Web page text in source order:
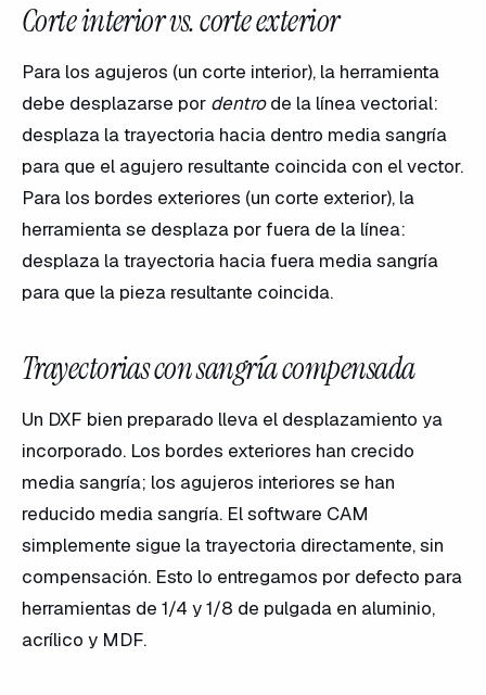
Corte interior vs. corte exterior
Para los agujeros (un corte interior), la herramienta
debe desplazarse por dentrode la línea vectorial:
desplaza la trayectoria hacia dentro media sangría
para que el agujero resultante coincida con el vector.
Para los bordes exteriores (un corte exterior), la
herramienta se desplaza por fuera de la línea:
desplaza la trayectoria hacia fuera media sangría
para que la pieza resultante coincida.
Trayectorias con sangría compensada
Un DXF bien preparado lleva el desplazamiento ya
incorporado. Los bordes exteriores han crecido
media sangría; los agujeros interiores se han
reducido media sangría. El software CAM
simplemente sigue la trayectoria directamente, sin
compensación. Esto lo entregamos por defecto para
herramientas de 1/4 y 1/8 de pulgada en aluminio,
acrílico y MDF.